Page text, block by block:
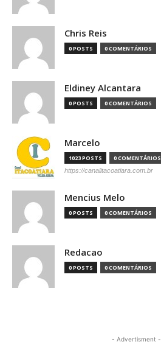
Chris Reis
0 POSTS 0 COMENTÁRIOS
Eldiney Alcantara
0 POSTS 0 COMENTÁRIOS
Marcelo
1023 POSTS 0 COMENTÁRIOS
https://canalitacoatiara.com.br
Mencius Melo
0 POSTS 0 COMENTÁRIOS
Redacao
0 POSTS 0 COMENTÁRIOS
- Advertisment -